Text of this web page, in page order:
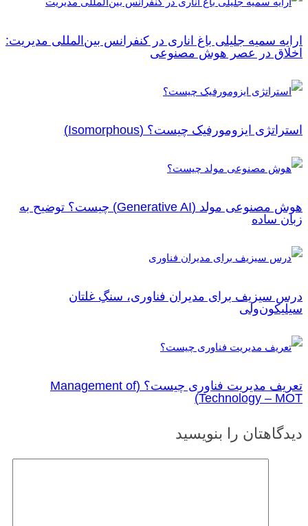
ارايه سمیه جلیلی باغ اناری در کنفرانس بین‌المللی مدیریت:
اخلاق در عصر هوش مصنوعی
استراتژی‌ ایزومورفیک چیست؟ (Isomorphous)
هوش مصنوعی مولد (Generative AI) چیست؟ توضیح به
زبان ساده
درس‌ سیزیف برای مدیران فناوری، سنگِ غلتان
سیلیکون‌ولی
تعریف مدیریت فناوری چیست؟ (Management of
Technology – MOT)
دیدگاهتان را بنویسید